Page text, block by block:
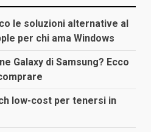
le soluzioni alternative al
per chi ama Windows
Galaxy di Samsung? Ecco
low-cost per tenersi in